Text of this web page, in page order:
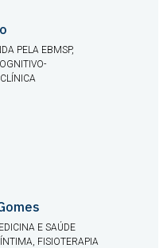
PELA EBMSP,
E SAÚDE
FISIOTERAPIA